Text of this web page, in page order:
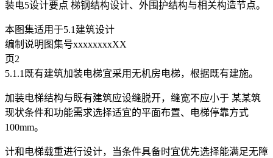
装电5设计要点 梯钢结构设计、外围护结构与相关构造节点。
本图集适用于5.1建筑设计
编制说明图集号xxxxxxxxXX
页2
5.1.1既有建筑加装电梯宜采用无机房电梯，根据既有建施。
加装电梯结构与既有建筑应设缝脱开，缝宽不应小于 某某筑
现状条件和功能需求选择适宜的平面布置、电梯停靠方式
100mm。
计和电梯载重进行设计，当条件具备时宜优先选择能满足无障